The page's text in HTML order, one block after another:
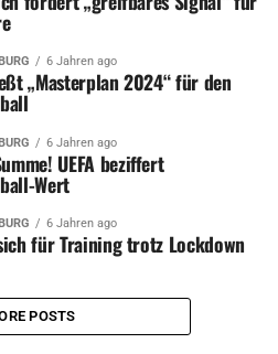
6 Jahren ago
„Masterplan 2024“ für den
6 Jahren ago
UEFA beziffert
Wert
6 Jahren ago
für Training trotz Lockdown
POSTS